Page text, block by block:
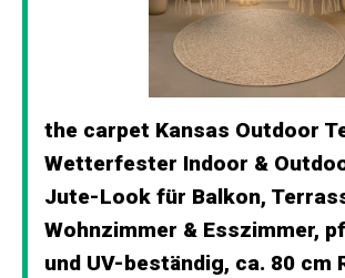
the carpet Kansas Outdoor
Wetterfester Indoor &
Jute-Look für Balkon,
Wohnzimmer & Esszimmer,
und UV-beständig, ca. 80 cm